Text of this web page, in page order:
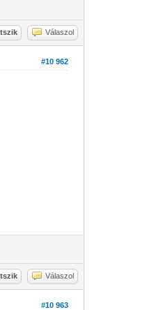
Válaszol
#10 962
Válaszol
#10 963